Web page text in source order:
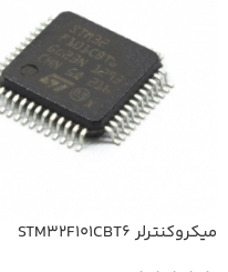
میکروکنترلر STM32F101CBT6